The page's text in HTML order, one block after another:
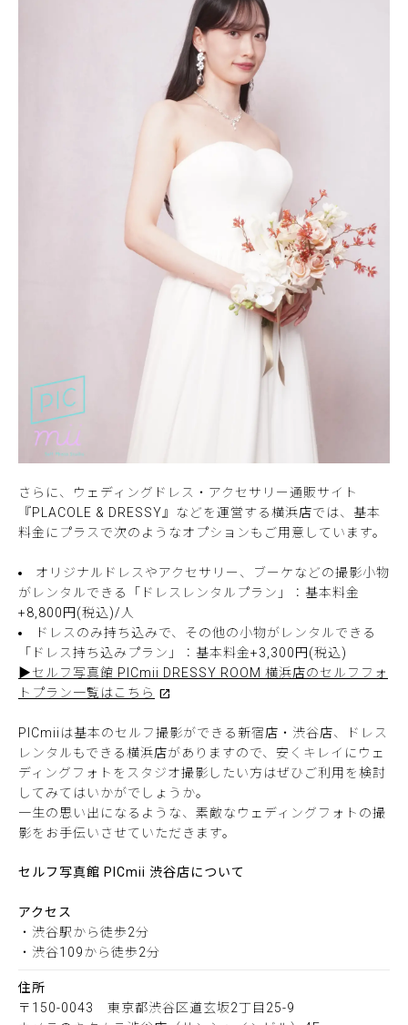
さらに、ウェディングドレス・アクセサリー通販サイト
『PLACOLE & DRESSY』などを運営する横浜店では、基本
料金にプラスで次のようなオプションもご用意しています。
オリジナルドレスやアクセサリー、ブーケなどの撮影小物
がレンタルできる「ドレスレンタルプラン」：基本料金
+8,800円(税込)/人
ドレスのみ持ち込みで、その他の小物がレンタルできる
「ドレス持ち込みプラン」：基本料金+3,300円(税込)
▶セルフ写真館 PICmii DRESSY ROOM 横浜店のセルフフォ
トプラン一覧はこちら
PICmiiは基本のセルフ撮影ができる新宿店・渋谷店、ドレス
レンタルもできる横浜店がありますので、安くキレイにウェ
ディングフォトをスタジオ撮影したい方はぜひご利用を検討
してみてはいかがでしょうか。
一生の思い出になるような、素敵なウェディングフォトの撮
影をお手伝いさせていただきます。
セルフ写真館 PICmii 渋谷店について
アクセス
・渋谷駅から徒歩2分
・渋谷109から徒歩2分
住所
〒150-0043 東京都渋谷区道玄坂2丁目25-9